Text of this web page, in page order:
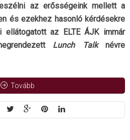
az erősségeink mellett a
és ezekhez hasonló kérdésekre
ellátogatott az ELTE ÁJK immár
Lunch Talknévre
Tovább